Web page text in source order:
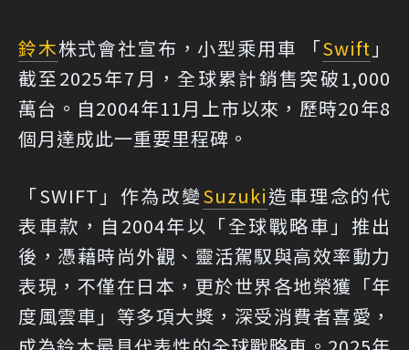
鈴木株式會社宣布，小型乘用車 「Swift 」
截至2025年7月，全球累計銷售突破1,000
萬台。自2004年11月上市以來，歷時20年8
個月達成此一重要里程碑。
「SWIFT」作為改變Suzuki造車理念的代
表車款，自2004年以「全球戰略車」推出
後，憑藉時尚外觀、靈活駕馭與高效率動力
表現，不僅在日本，更於世界各地榮獲「年
度風雲車」等多項大獎，深受消費者喜愛，